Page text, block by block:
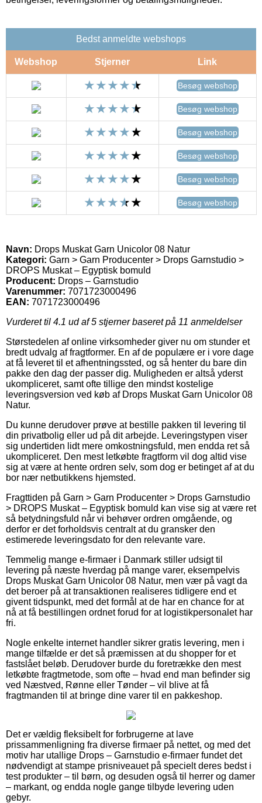
Bedst anmeldte webshops
Webshop Stjerner Link
Besøg webshop
Besøg webshop
Besøg webshop
Besøg webshop
Besøg webshop
Besøg webshop
Navn: Drops Muskat Garn Unicolor 08 Natur
Kategori: Garn > Garn Producenter > Drops Garnstudio >
DROPS Muskat – Egyptisk bomuld
Producent: Drops – Garnstudio
Varenummer: 7071723000496
EAN: 7071723000496
Vurderet til 4.1 ud af 5 stjerner baseret på 11 anmeldelser
Størstedelen af online virksomheder giver nu om stunder et
bredt udvalg af fragtformer. En af de populære er i vore dage
at få leveret til et afhentningssted, og så henter du bare din
pakke den dag der passer dig. Muligheden er altså yderst
ukompliceret, samt ofte tillige den mindst kostelige
leveringsversion ved køb af Drops Muskat Garn Unicolor 08
Natur.
Du kunne derudover prøve at bestille pakken til levering til
din privatbolig eller ud på dit arbejde. Leveringstypen viser
sig undertiden lidt mere omkostningsfuld, men endda ret så
ukompliceret. Den mest letkøbte fragtform vil dog altid vise
sig at være at hente ordren selv, som dog er betinget af at du
bor nær netbutikkens hjemsted.
Fragttiden på Garn > Garn Producenter > Drops Garnstudio
> DROPS Muskat – Egyptisk bomuld kan vise sig at være ret
så betydningsfuld når vi behøver ordren omgående, og
derfor er det forholdsvis centralt at du gransker den
estimerede leveringsdato for den relevante vare.
Temmelig mange e-firmaer i Danmark stiller udsigt til
levering på næste hverdag på mange varer, eksempelvis
Drops Muskat Garn Unicolor 08 Natur, men vær på vagt da
det beroer på at transaktionen realiseres tidligere end et
givent tidspunkt, med det formål at de har en chance for at
nå at få bestillingen ordnet forud for at logistikpersonalet har
fri.
Nogle enkelte internet handler sikrer gratis levering, men i
mange tilfælde er det så præmissen at du shopper for et
fastslået beløb. Derudover burde du foretrække den mest
letkøbte fragtmetode, som ofte – hvad end man befinder sig
ved Næstved, Rønne eller Tønder – vil blive at få
fragtmanden til at bringe dine varer til en pakkeshop.
Det er vældig fleksibelt for forbrugerne at lave
prissammenligning fra diverse firmaer på nettet, og med det
motiv har utallige Drops – Garnstudio e-firmaer fundet det
nødvendigt at stampe prisniveauet på specielt deres bedst i
test produkter – til børn, og desuden også til herrer og damer
– markant, og endda nogle gange tilbyde levering uden
gebyr.